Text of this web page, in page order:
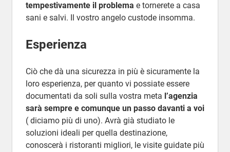
tempestivamente il problema e tornerete a casa
sani e salvi. Il vostro angelo custode insomma.
Esperienza
Ciò che dà una sicurezza in più è sicuramente la
loro esperienza, per quanto vi possiate essere
documentati da soli sulla vostra meta l’agenzia
sarà sempre e comunque un passo davanti a voi
( diciamo più di uno). Avrà già studiato le
soluzioni ideali per quella destinazione,
conoscerà i ristoranti migliori, le visite guidate più